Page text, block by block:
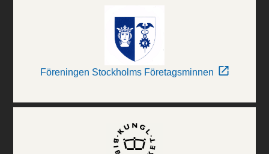
Föreningen Stockholms Företagsminnen